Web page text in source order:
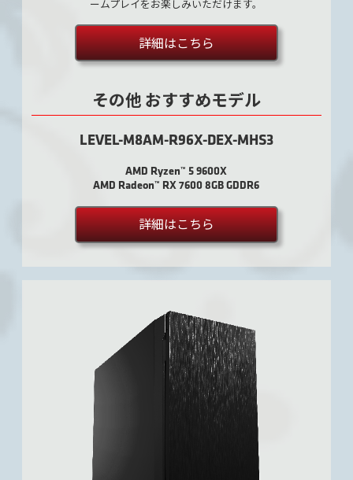
ームプレイをお楽しみいただけます。
詳細はこちら
その他 おすすめモデル
LEVEL-M8AM-R96X-DEX-MHS3
AMD Ryzen™ 5 9600X
AMD Radeon™ RX 7600 8GB GDDR6
詳細はこちら